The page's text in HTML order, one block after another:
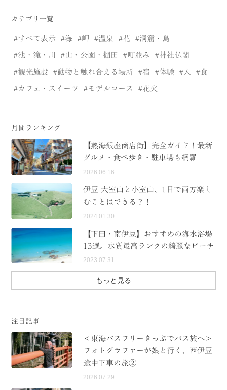
カテゴリ一覧
すべて表示 海 岬 温泉 花 洞窟・島
池・滝・川 山・公園・棚田 町並み 神社仏閣
観光施設 動物と触れ合える場所 宿 体験 人 食
カフェ・スイーツ モデルコース 花火
月間ランキング
【熱海銀座商店街】完全ガイド！最新
グルメ・食べ歩き・駐車場も網羅
2026.06.16
伊豆 大室山と小室山、1日で両方楽し
むことはできる？！
2024.01.30
【下田・南伊豆】おすすめの海水浴場
13選。水質最高ランクの綺麗なビーチ
2023.07.31
もっと見る
注目記事
＜東海バスフリーきっぷでバス旅へ＞
フォトグラファーが娘と行く、西伊豆
途中下車の旅②
2026.07.29